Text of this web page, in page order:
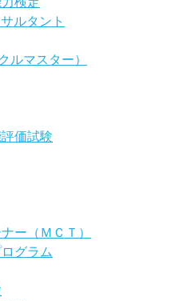
ルタント
ルマスター）
価試験
ー（ＭＣＴ）
グラム